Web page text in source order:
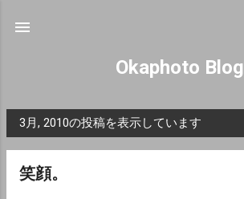
Okaphoto Blog
投
稿
3月, 2010の投稿を表示しています
笑顔。